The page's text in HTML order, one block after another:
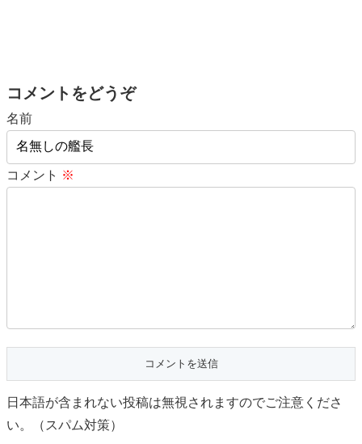
コメントをどうぞ
名前
コメント ※
日本語が含まれない投稿は無視されますのでご注意くださ
い。（スパム対策）